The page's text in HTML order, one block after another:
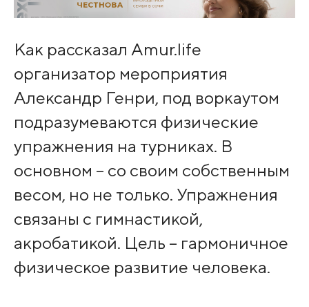
Как рассказал Amur.life
организатор мероприятия
Александр Генри, под воркаутом
подразумеваются физические
упражнения на турниках. В
основном – со своим собственным
весом, но не только. Упражнения
связаны с гимнастикой,
акробатикой. Цель – гармоничное
физическое развитие человека.